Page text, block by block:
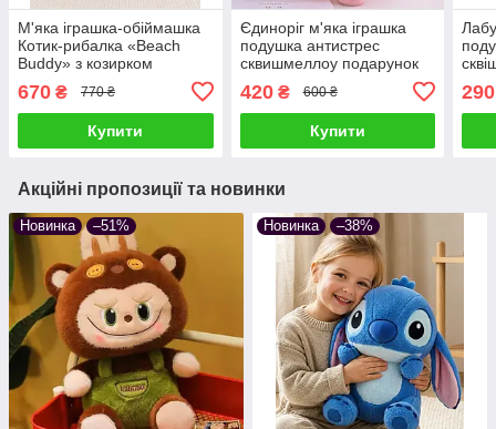
М'яка іграшка-обіймашка
Котик-рибалка «Beach
Buddy» з козирком
сквішмеллоу антистрес
подарунок дітям та
дорослим
670 ₴ 770 ₴
Купити
Єдиноріг м'яка іграшка
подушка антистрес
сквишмеллоу подарунок
420₴ 600 ₴
Купити
290
Акційні пропозиції та новинки
Новинка –51% Новинка –38%